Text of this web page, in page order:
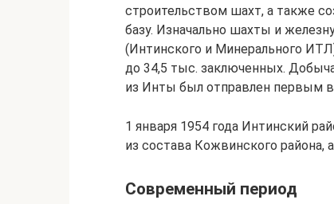
строительством шахт, а также
базу. Изначально шахты и
(Интинского и Минерального
до 34,5 тыс. заключенных. Добыча
из Инты был отправлен первым
1 января 1954 года Интинский
из состава Кожвинского района,
Современный период